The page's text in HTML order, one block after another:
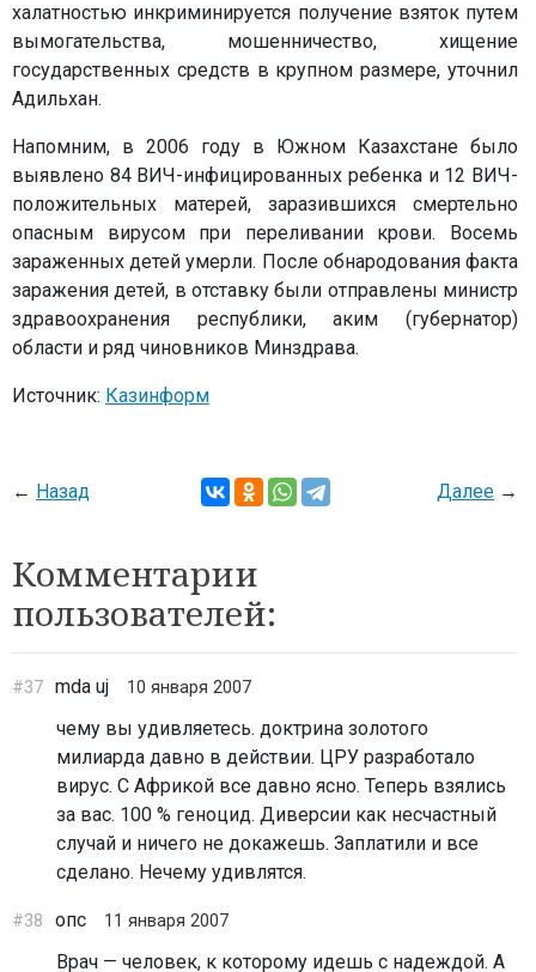
халатностью инкриминируется получение взяток путем
вымогательства, мошенничество, хищение
государственных средств в крупном размере, уточнил
Адильхан.
Напомним, в 2006 году в Южном Казахстане было
выявлено 84 ВИЧ-инфицированных ребенка и 12 ВИЧ-
положительных матерей, заразившихся смертельно
опасным вирусом при переливании крови. Восемь
зараженных детей умерли. После обнародования факта
заражения детей, в отставку были отправлены министр
здравоохранения республики, аким (губернатор)
области и ряд чиновников Минздрава.
Источник: Казинформ
← Назад Далее →
Комментарии
пользователей:
#37 mda uj 10 января 2007
чему вы удивляетесь. доктрина золотого
милиарда давно в действии. ЦРУ разработало
вирус. С Африкой все давно ясно. Теперь взялись
за вас. 100 % геноцид. Диверсии как несчастный
случай и ничего не докажешь. Заплатили и все
сделано. Нечему удивлятся.
#38 опс 11 января 2007
Врач — человек, к которому идешь с надеждой. А